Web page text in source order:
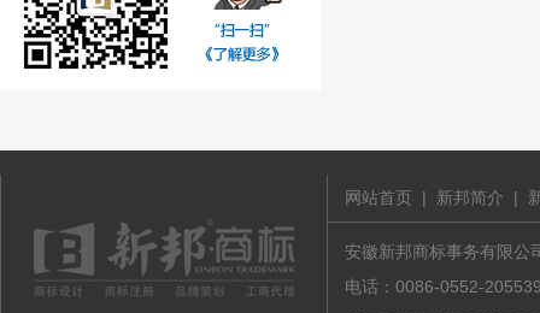
网站首页 | 新邦简介 |
安徽新邦商标事务有限公
电话：0086-0552-